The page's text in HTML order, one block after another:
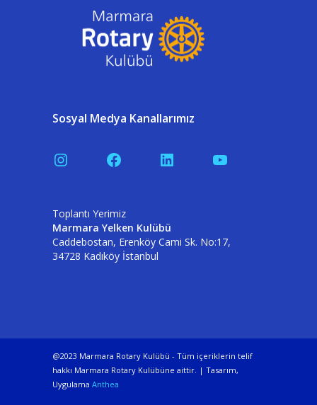
Sosyal Medya Kanallarımız
InstagramFacebookLinkedInYouTube
Toplantı Yerimiz
Marmara Yelken Kulübü
Caddebostan, Erenköy Cami Sk. No:17,
34728 Kadıköy İstanbul
@2023 Marmara Rotary Kulübü - Tüm içeriklerin telif
hakkı Marmara Rotary Kulübüne aittir. | Tasarım,
Uygulama Anthea